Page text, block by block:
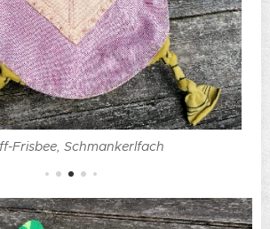
Frisbee, Schmankerlfach